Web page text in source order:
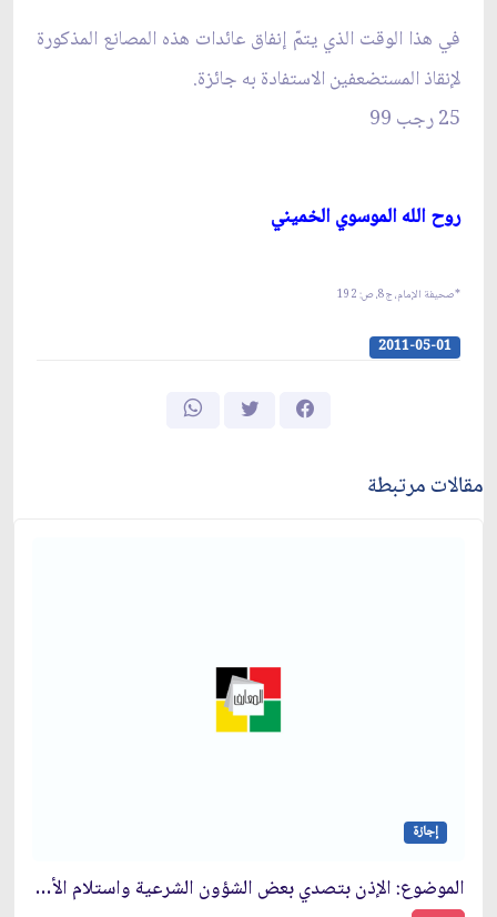
في هذا الوقت الذي يتمّ إنفاق عائدات هذه المصانع المذكورة
لإنقاذ المستضعفين الاستفادة به جائزة.
25 رجب 99
روح الله الموسوي الخميني‏
*صحيفة الإمام، ج‏8، ص: 192
2011-05-01
مقالات مرتبطة
إجازة
الموضوع: الإذن بتصدي بعض الشؤون الشرعية واستلام الأموال الخاصة بالشرع‏